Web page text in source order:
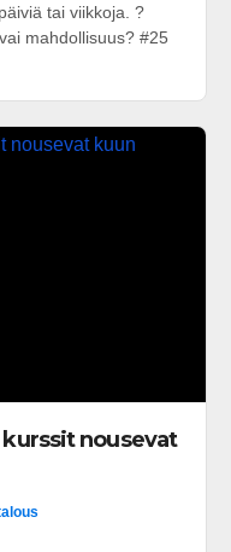
tai viikkoja. ?
mahdollisuus? #25
nousevat